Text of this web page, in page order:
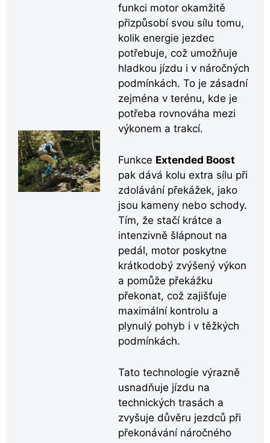
funkci motor okamžitě
přizpůsobí svou sílu tomu,
kolik energie jezdec
potřebuje, což umožňuje
hladkou jízdu i v náročných
podmínkách. To je zásadní
zejména v terénu, kde je
potřeba rovnováha mezi
výkonem a trakcí.
Funkce Extended Boost
pak dává kolu extra sílu při
zdolávání překážek, jako
jsou kameny nebo schody.
Tím, že stačí krátce a
intenzivně šlápnout na
pedál, motor poskytne
krátkodobý zvýšený výkon
a pomůže překážku
překonat, což zajišťuje
maximální kontrolu a
plynulý pohyb i v těžkých
podmínkách.
Tato technologie výrazně
usnadňuje jízdu na
technických trasách a
zvyšuje důvěru jezdců při
překonávání náročného